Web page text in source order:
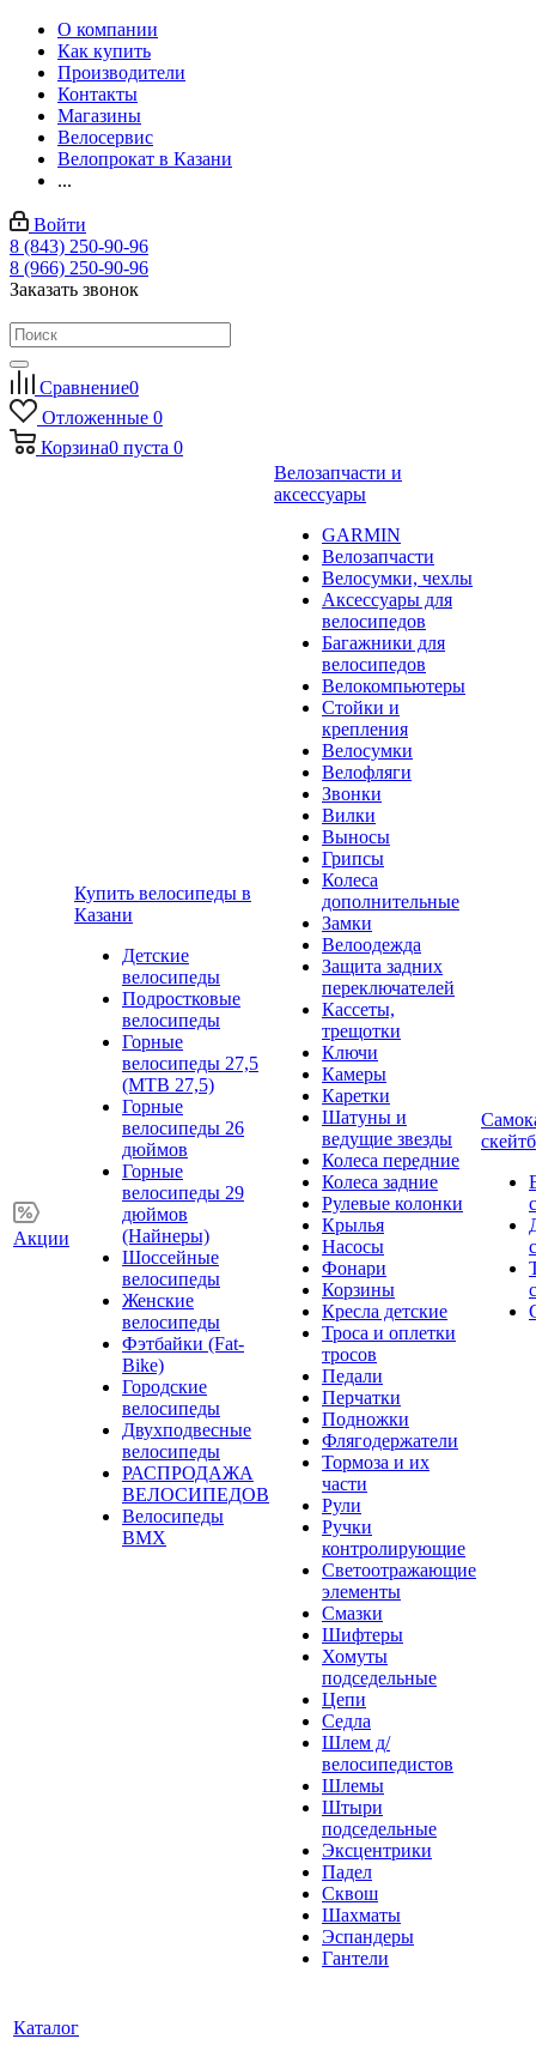
О компании
Как купить
Производители
Контакты
Магазины
Велосервис
Велопрокат в Казани
...
Войти
8 (843) 250-90-96
8 (966) 250-90-96
Заказать звонок
Сравнение0
Отложенные 0
Корзина0 пуста 0
Акции
Купить велосипеды в
Казани
Детские
велосипеды
Подростковые
велосипеды
Горные
велосипеды 27,5
(MTB 27,5)
Горные
велосипеды 26
дюймов
Горные
велосипеды 29
дюймов
(Найнеры)
Шоссейные
велосипеды
Женские
велосипеды
Фэтбайки (Fat-
Bike)
Городские
велосипеды
Двухподвесные
велосипеды
РАСПРОДАЖА
ВЕЛОСИПЕДОВ
Велосипеды
BMX
Велозапчасти и
аксессуары
GARMIN
Велозапчасти
Велосумки, чехлы
Аксессуары для
велосипедов
Багажники для
велосипедов
Велокомпьютеры
Стойки и
крепления
Велосумки
Велофляги
Звонки
Вилки
Выносы
Грипсы
Колеса
дополнительные
Замки
Велоодежда
Защита задних
переключателей
Кассеты,
трещотки
Ключи
Камеры
Каретки
Шатуны и
ведущие звезды
Колеса передние
Колеса задние
Рулевые колонки
Крылья
Насосы
Фонари
Корзины
Кресла детские
Троса и оплетки
тросов
Педали
Перчатки
Подножки
Флягодержатели
Тормоза и их
части
Рули
Ручки
контролирующие
Светоотражающие
элементы
Смазки
Шифтеры
Хомуты
подседельные
Цепи
Седла
Шлем д/
велосипедистов
Шлемы
Штыри
подседельные
Эксцентрики
Падел
Сквош
Шахматы
Эспандеры
Гантели
Каталог